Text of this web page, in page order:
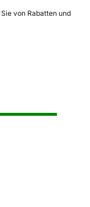
von Rabatten und